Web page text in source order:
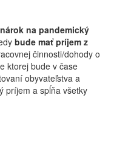
na pandemický
bude mať príjem z
činnosti/dohody o
ktorej bude v čase
obyvateľstva a
príjem a spĺňa všetky